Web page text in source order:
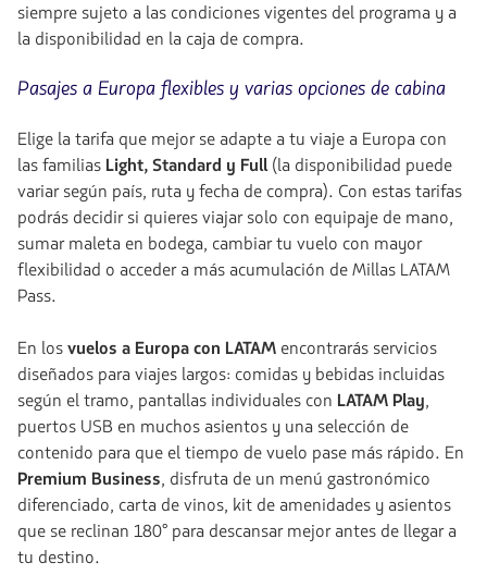
siempre sujeto a las condiciones vigentes del programa y a
la disponibilidad en la caja de compra.
Pasajes a Europa flexibles y varias opciones de cabina
Elige la tarifa que mejor se adapte a tu viaje a Europa con
las familias Light, Standard y Full(la disponibilidad puede
variar según país, ruta y fecha de compra). Con estas tarifas
podrás decidir si quieres viajar solo con equipaje de mano,
sumar maleta en bodega, cambiar tu vuelo con mayor
flexibilidad o acceder a más acumulación de Millas LATAM
Pass.
En losvuelos a Europa con LATAM encontrarás servicios
diseñados para viajes largos: comidas y bebidas incluidas
según el tramo, pantallas individuales con LATAM Play,
puertos USB en muchos asientos y una selección de
contenido para que el tiempo de vuelo pase más rápido. En
Premium Business, disfruta de un menú gastronómico
diferenciado, carta de vinos, kit de amenidades y asientos
que se reclinan 180° para descansar mejor antes de llegar a
tu destino.